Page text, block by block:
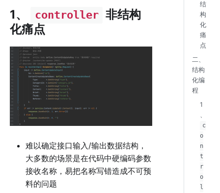
1、 controller 非结构
化痛点
难以确定接口输入/输出数据结构，
大多数的场景是在代码中硬编码参数
接收名称，易把名称写错造成不可预
料的问题
结
构
化
痛
点
二、
结构
化编
程
1
、
c
o
n
t
r
o
l